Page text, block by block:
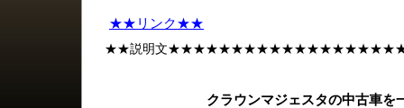
★★リンク★★
★★説明文
クラウンマジェスタの中古車を